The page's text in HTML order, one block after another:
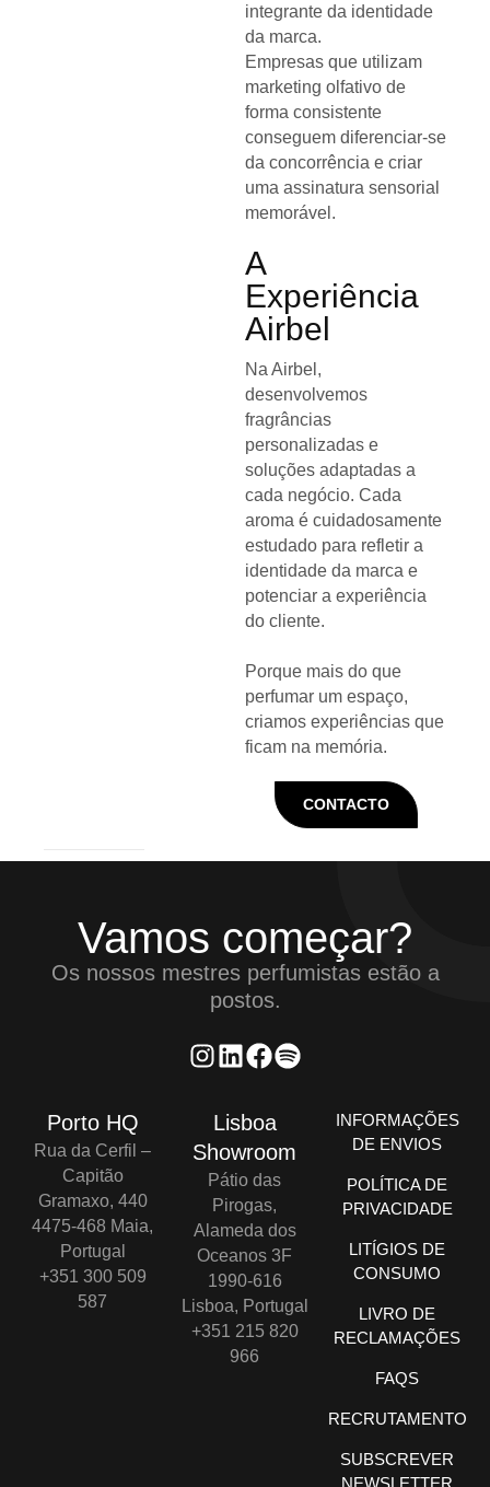
integrante da identidade
da marca.
Empresas que utilizam
marketing olfativo de
forma consistente
conseguem diferenciar-se
da concorrência e criar
uma assinatura sensorial
memorável.
A
Experiência
Airbel
Na Airbel,
desenvolvemos
fragrâncias
personalizadas e
soluções adaptadas a
cada negócio. Cada
aroma é cuidadosamente
estudado para refletir a
identidade da marca e
potenciar a experiência
do cliente.
Porque mais do que
perfumar um espaço,
criamos experiências que
ficam na memória.
CONTACTO
Vamos começar?
Os nossos mestres perfumistas estão a
postos.
Porto HQ
Rua da Cerfil –
Capitão
Gramaxo, 440
4475-468 Maia,
Portugal
+351 300 509
587
Lisboa
Showroom
Pátio das
Pirogas,
Alameda dos
Oceanos 3F
1990-616
Lisboa, Portugal
+351 215 820
966
INFORMAÇÕES
DE ENVIOS
POLÍTICA DE
PRIVACIDADE
LITÍGIOS DE
CONSUMO
LIVRO DE
RECLAMAÇÕES
FAQS
RECRUTAMENTO
SUBSCREVER
NEWSLETTER